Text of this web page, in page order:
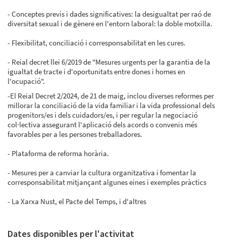
- Conceptes previs i dades significatives: la desigualtat per raó de
diversitat sexual i de gènere en l'entorn laboral: la doble motxilla.
- Flexibilitat, conciliació i corresponsabilitat en les cures.
- Reial decret llei 6/2019 de "Mesures urgents per la garantia de la
igualtat de tracte i d'oportunitats entre dones i homes en
l'ocupació".
-El Reial Decret 2/2024, de 21 de maig, inclou diverses reformes per
millorar la conciliació de la vida familiar i la vida professional dels
progenitors/es i dels cuidadors/es, i per regular la negociació
col·lectiva assegurant l'aplicació dels acords o convenis més
favorables per a les persones treballadores.
- Plataforma de reforma horària.
- Mesures per a canviar la cultura organitzativa i fomentar la
corresponsabilitat mitjançant algunes eines i exemples pràctics
- La Xarxa Nust, el Pacte del Temps, i d'altres
Dates disponibles per l'activitat